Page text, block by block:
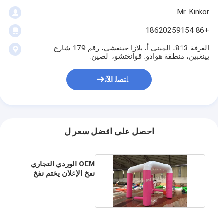
Mr. Kinkor
+86 18620259154
الغرفة 813، المبنى أ، بلازا جينغشي، رقم 179 شارع
يينغبين، منطقة هوادو، قوانغتشو، الصين.
ﺎﺘﺼﻟ ﺍﻶﻧ
احصل على افضل سعر ل
OEM الوردي التجاري
نفخ الإعلان يختم نفخ